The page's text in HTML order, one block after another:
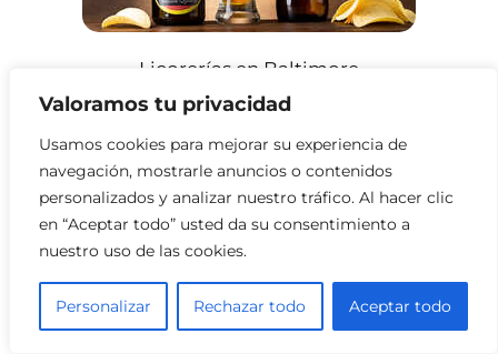
Valoramos tu privacidad
Usamos cookies para mejorar su experiencia de
navegación, mostrarle anuncios o contenidos
personalizados y analizar nuestro tráfico. Al hacer clic
en “Aceptar todo” usted da su consentimiento a
nuestro uso de las cookies.
Personalizar Rechazar todo Aceptar todo
Licorerías en Baltimore